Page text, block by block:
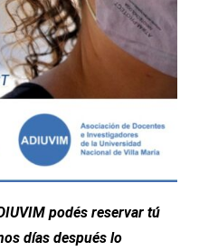
podés reservar tú
días después lo